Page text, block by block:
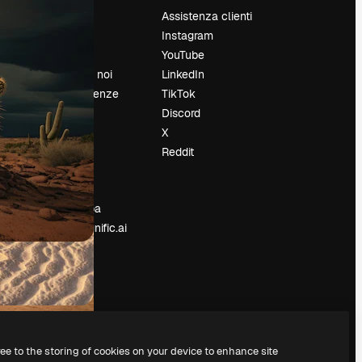
Lavora con noi
Cerca tendenze
Blog
Eventi
Slidesgo
Vendi i tuoi
contenuti
Sala stampa
Cerchi magnific.ai
Assistenza clienti
Instagram
YouTube
LinkedIn
TikTok
Discord
X
Reddit
to the storing of cookies on your device to enhance site